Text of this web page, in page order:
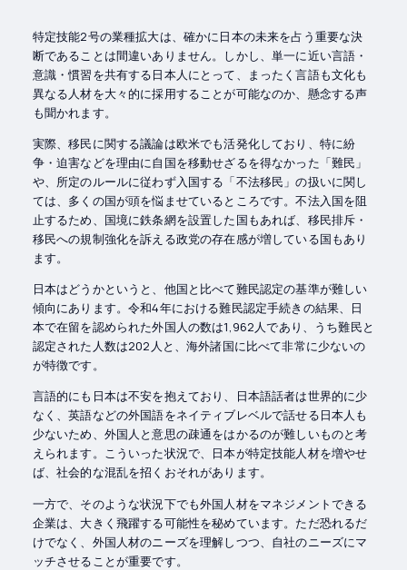
特定技能2号の業種拡大は、確かに日本の未来を占う重要な決
断であることは間違いありません。しかし、単一に近い言語・
意識・慣習を共有する日本人にとって、まったく言語も文化も
異なる人材を大々的に採用することが可能なのか、懸念する声
も聞かれます。
実際、移民に関する議論は欧米でも活発化しており、特に紛
争・迫害などを理由に自国を移動せざるを得なかった「難民」
や、所定のルールに従わず入国する「不法移民」の扱いに関し
ては、多くの国が頭を悩ませているところです。不法入国を阻
止するため、国境に鉄条網を設置した国もあれば、移民排斥・
移民への規制強化を訴える政党の存在感が増している国もあり
ます。
日本はどうかというと、他国と比べて難民認定の基準が難しい
傾向にあります。令和4年における難民認定手続きの結果、日
本で在留を認められた外国人の数は1,962人であり、うち難民と
認定された人数は202人と、海外諸国に比べて非常に少ないの
が特徴です。
言語的にも日本は不安を抱えており、日本語話者は世界的に少
なく、英語などの外国語をネイティブレベルで話せる日本人も
少ないため、外国人と意思の疎通をはかるのが難しいものと考
えられます。こういった状況で、日本が特定技能人材を増やせ
ば、社会的な混乱を招くおそれがあります。
一方で、そのような状況下でも外国人材をマネジメントできる
企業は、大きく飛躍する可能性を秘めています。ただ恐れるだ
けでなく、外国人材のニーズを理解しつつ、自社のニーズにマ
ッチさせることが重要です。